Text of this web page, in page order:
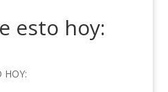
esto hoy:
HOY: